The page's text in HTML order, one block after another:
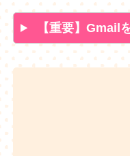
【重要】Gmail